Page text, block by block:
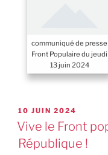
communiqué de presse
Front Populaire du jeudi
13 juin 2024
10 JUIN 2024
Vive le Front
République !